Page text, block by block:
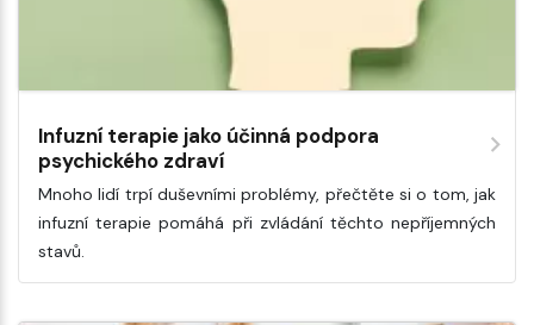
Infuzní terapie jako účinná podpora
psychického zdraví
Mnoho lidí trpí duševními problémy, přečtěte si o tom, jak
infuzní terapie pomáhá při zvládání těchto nepříjemných
stavů.